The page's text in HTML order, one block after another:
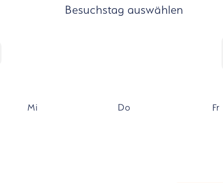
Besuchstag auswählen
Mi Do Fr